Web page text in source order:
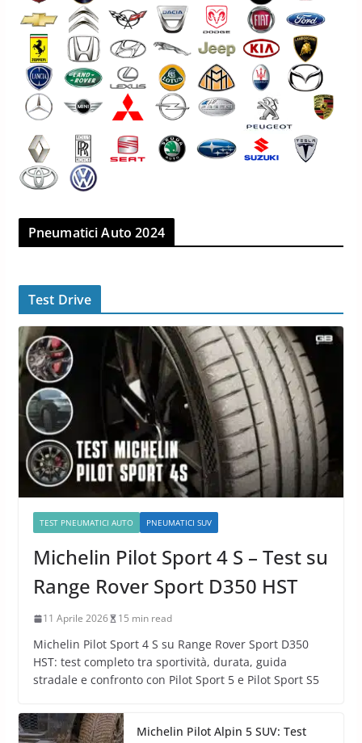
Pneumatici Auto 2024
Test Drive
TEST PNEUMATICI AUTO PNEUMATICI SUV
Michelin Pilot Sport 4 S – Test su
Range Rover Sport D350 HST
11 Aprile 2026 15 min read
Michelin Pilot Sport 4 S su Range Rover Sport D350
HST: test completo tra sportività, durata, guida
stradale e confronto con Pilot Sport 5 e Pilot Sport S5
Michelin Pilot Alpin 5 SUV: Test